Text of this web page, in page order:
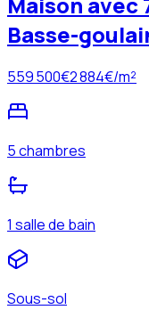
Basse-
559 500€2 884€/m²
5 chambres
1 salle de bain
Sous-sol